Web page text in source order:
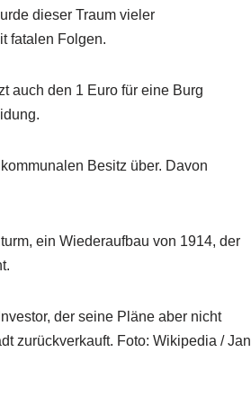
dieser Traum vieler
fatalen Folgen.
auch den 1 Euro für eine Burg
Besitz über. Davon
ein Wiederaufbau von 1914, der
der seine Pläne aber nicht
zurückverkauft. Foto: Wikipedia / Jan